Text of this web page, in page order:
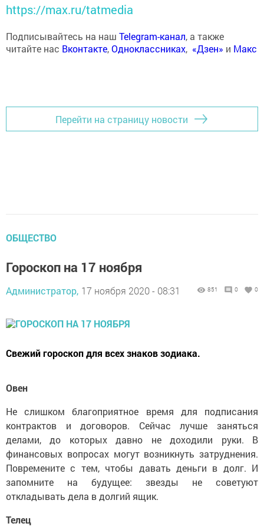
https://max.ru/tatmedia
Подписывайтесь на наш Telegram-канал, а также
читайте нас Вконтакте,Одноклассниках, «Дзен» и Макс
Перейти на страницу новости
ОБЩЕСТВО
Гороскоп на 17 ноября
Администратор, 17 ноября 2020 - 08:31 851 0 0
Свежий гороскоп для всех знаков зодиака.
Овен
Не слишком благоприятное время для подписания
контрактов и договоров. Сейчас лучше заняться
делами, до которых давно не доходили руки. В
финансовых вопросах могут возникнуть затруднения.
Повремените с тем, чтобы давать деньги в долг. И
запомните на будущее: звезды не советуют
откладывать дела в долгий ящик.
Телец